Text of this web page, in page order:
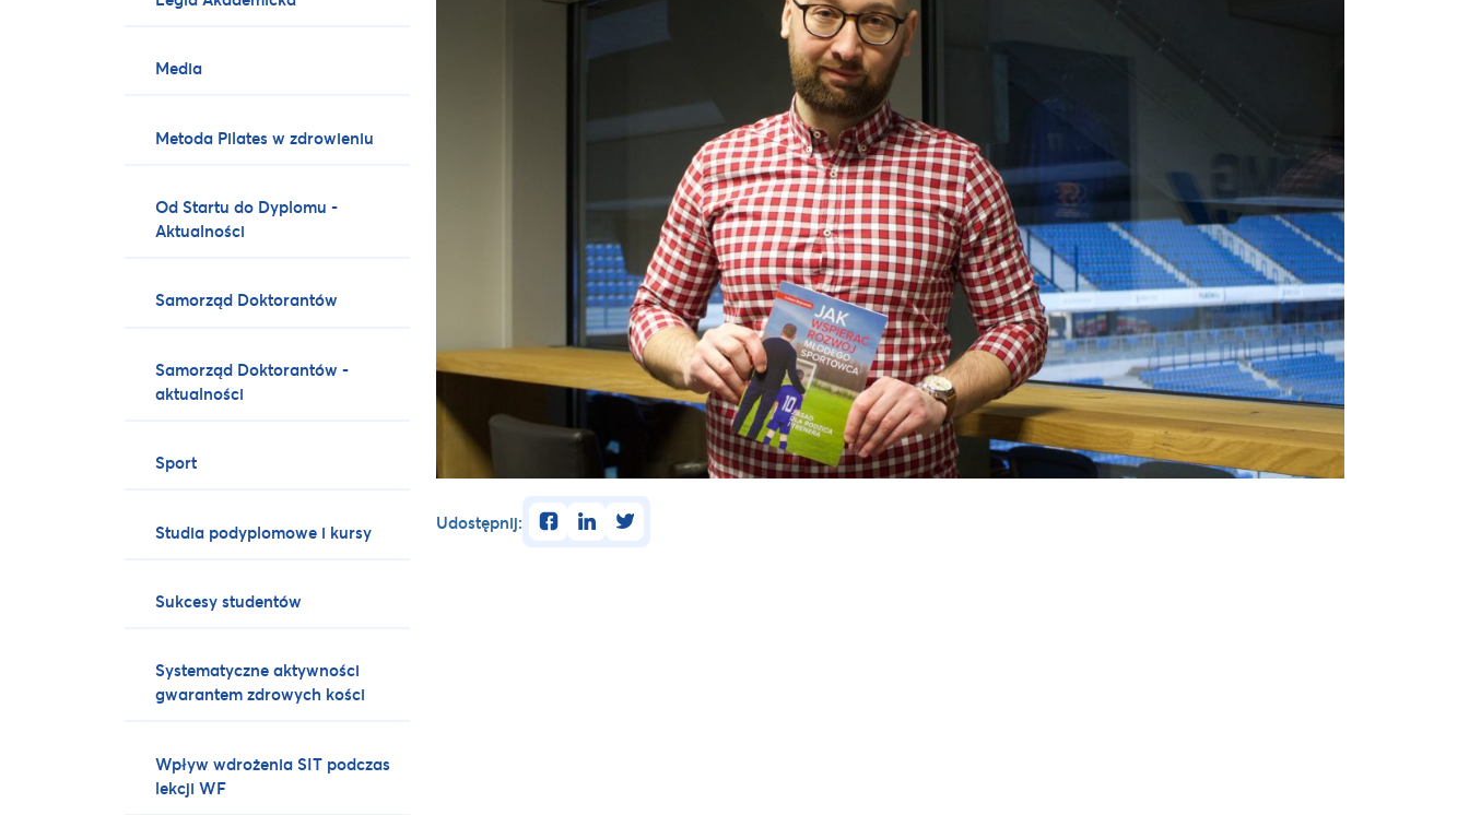
Media
Metoda Pilates w zdrowieniu
Od Startu do Dyplomu -
Aktualności
Samorząd Doktorantów
Samorząd Doktorantów -
aktualności
Sport
Studia podyplomowe i kursy
Sukcesy studentów
Systematyczne aktywności
gwarantem zdrowych kości
Wpływ wdrożenia SIT podczas
lekcji WF
Udostępnij: facebooklinkedintwitter